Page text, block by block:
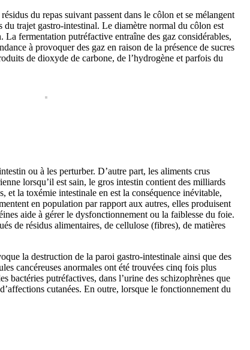
du repas suivant passent dans le côlon et se mélangent
du trajet gastro-intestinal. Le diamètre normal du côlon est
La fermentation putréfactive entraîne des gaz considérables,
à provoquer des gaz en raison de la présence de sucres
de dioxyde de carbone, de l’hydrogène et parfois du
ou à les perturber. D’autre part, les aliments crus
lorsqu’il est sain, le gros intestin contient des milliards
et la toxémie intestinale en est la conséquence inévitable,
en population par rapport aux autres, elles produisent
aide à gérer le dysfonctionnement ou la faiblesse du foie.
de résidus alimentaires, de cellulose (fibres), de matières
la destruction de la paroi gastro-intestinale ainsi que des
cancéreuses anormales ont été trouvées cinq fois plus
bactéries putréfactives, dans l’urine des schizophrènes que
cutanées. En outre, lorsque le fonctionnement du